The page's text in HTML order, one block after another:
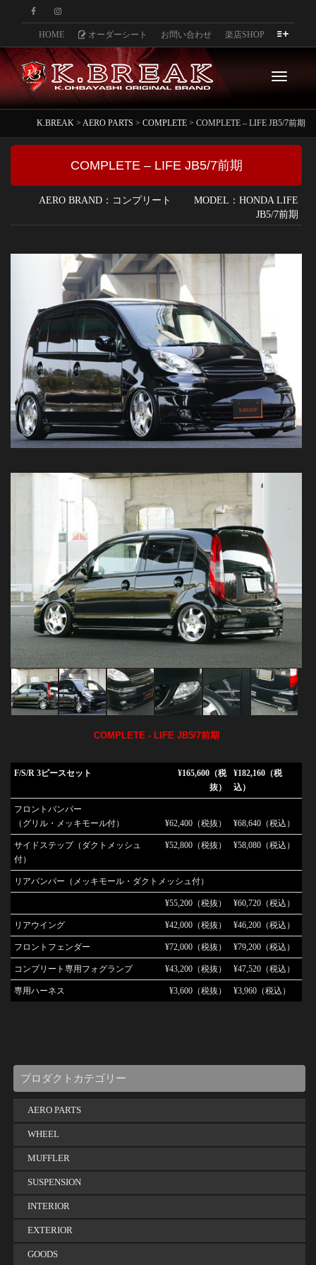
HOME オーダーシート お問い合わせ 楽店SHOP
K.BREAK > AERO PARTS > COMPLETE > COMPLETE – LIFE JB5/7前期
COMPLETE – LIFE JB5/7前期
AERO BRAND：コンプリート MODEL：HONDA LIFE
JB5/7前期
COMPLETE - LIFE JB5/7前期
F/S/R 3ピースセット
¥165,600（税
抜）
¥182,160（税
込）
フロントバンパー
（グリル・メッキモール付）
¥62,400（税抜） ¥68,640（税込）
サイドステップ（ダクトメッシュ
付）
¥52,800（税抜） ¥58,080（税込）
リアバンパー（メッキモール・ダクトメッシュ付）
¥55,200（税抜） ¥60,720（税込）
リアウイング ¥42,000（税抜） ¥46,200（税込）
フロントフェンダー ¥72,000（税抜） ¥79,200（税込）
コンプリート専用フォグランプ ¥43,200（税抜） ¥47,520（税込）
専用ハーネス ¥3,600（税抜） ¥3,960（税込）
プロダクトカテゴリー
AERO PARTS
WHEEL
MUFFLER
SUSPENSION
INTERIOR
EXTERIOR
GOODS